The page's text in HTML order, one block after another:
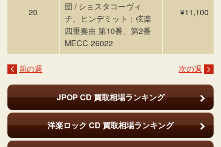
20
団 / ショスタコーヴィ
チ、ヒンデミット：弦楽
四重奏曲 第10番、第2番
MECC-26022
¥11,100
前の週 次の週
JPOP CD買取相場ランキング
洋楽ロック CD買取相場ランキング